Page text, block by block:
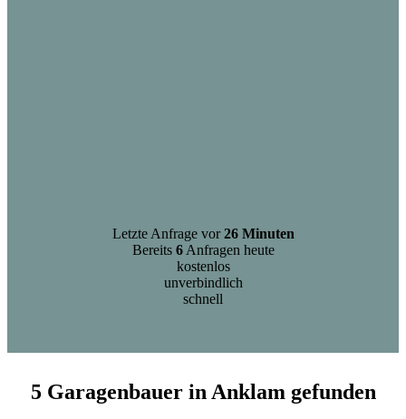
Letzte Anfrage vor26 Minuten
Bereits 6Anfragen heute
kostenlos
unverbindlich
schnell
5 Garagenbauer in Anklam gefunden